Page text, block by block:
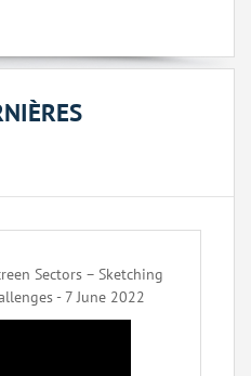
Sectors – Sketching
- 7 June 2022